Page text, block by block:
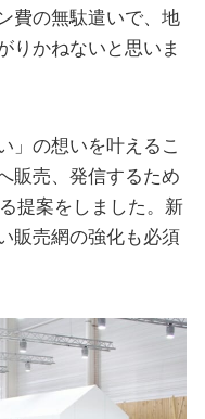
費の無駄遣いで、地
りかねないと思いま
」の想いを叶えるこ
販売、発信するため
提案をしました。新
販売網の強化も必須